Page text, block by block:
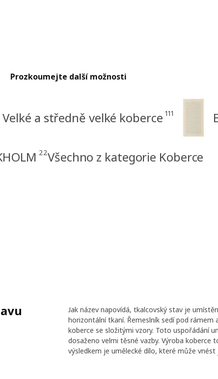
Prozkoumejte další možnosti
Velké a středně velké koberce 111
22Všechno z kategorie Koberce
Jak název napovídá, tkalcovský stav je
horizontální tkaní. Řemeslník sedí pod
koberce se složitými vzory. Toto uspořádání
dosaženo velmi těsné vazby. Výroba
výsledkem je umělecké dílo, které může